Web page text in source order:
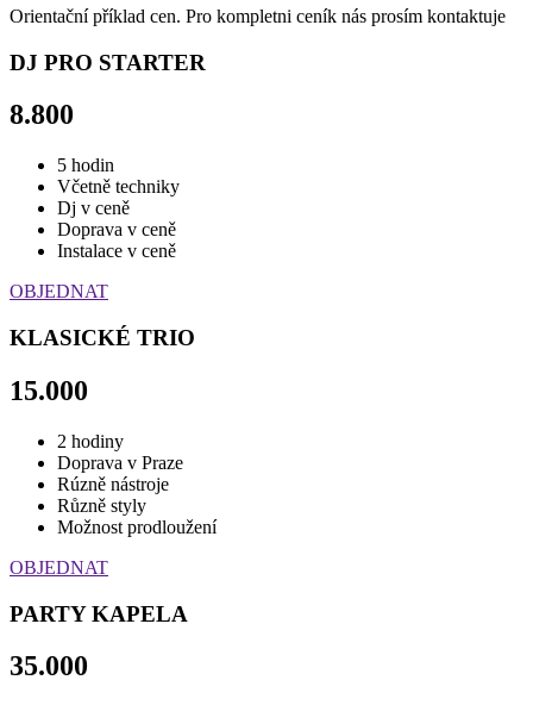
Orientační příklad cen. Pro kompletni ceník nás prosím kontaktuje
DJ PRO STARTER
8.800
5 hodin
Včetně techniky
Dj v ceně
Doprava v ceně
Instalace v ceně
OBJEDNAT
KLASICKÉ TRIO
15.000
2 hodiny
Doprava v Praze
Rúzně nástroje
Různě styly
Možnost prodloužení
OBJEDNAT
PARTY KAPELA
35.000